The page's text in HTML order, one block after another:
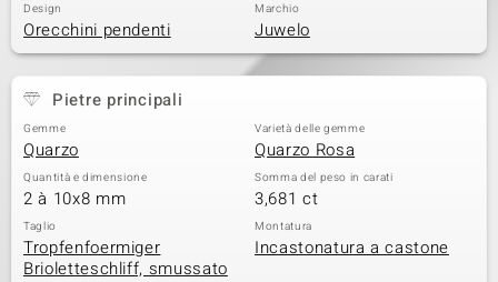
Design
Orecchini pendenti
Marchio
Juwelo
Pietre principali
Gemme
Quarzo
Varietà delle gemme
Quarzo Rosa
Quantità e dimensione
2 à 10x8 mm
Somma del peso in carati
3,681 ct
Taglio
Tropfenfoermiger
Brioletteschliff, smussato
Montatura
Incastonatura a castone